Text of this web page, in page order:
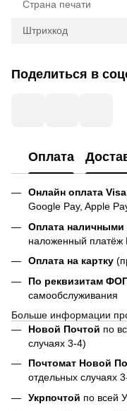
Страна печати
Штрихкод
Поделиться в
Оплата
Онлайн оплата
Google Pay, Apple
Оплата наличными
наложенный платёж
Оплата на картку
По реквизитам
самообслуживания
Больше информации
Новой Почтой по
случаях 3-4)
Почтомат Новой
отдельных случаях
Укрпочтой по всей